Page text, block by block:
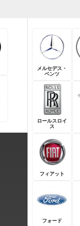
メルセデス・
ベンツ
ロールスロイ
ス
フィアット
フォード